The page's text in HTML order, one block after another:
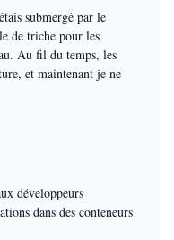
submergé par le
de triche pour les
Au fil du temps, les
et maintenant je ne
développeurs
dans des conteneurs